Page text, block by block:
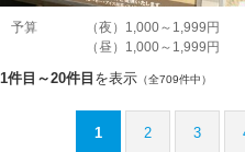
予算
（夜）1,000～1,999円
（昼）1,000～1,999円
1件目～20件目 を表示 （全709件中）
1 2 3